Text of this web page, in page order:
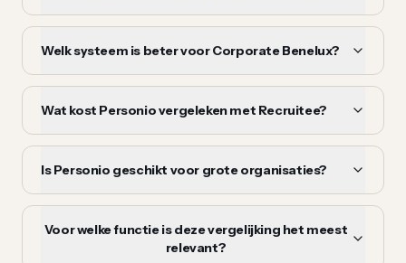
Welk systeem is beter voor Corporate Benelux?
Wat kost Personio vergeleken met Recruitee?
Is Personio geschikt voor grote organisaties?
Voor welke functie is deze vergelijking het meest
relevant?